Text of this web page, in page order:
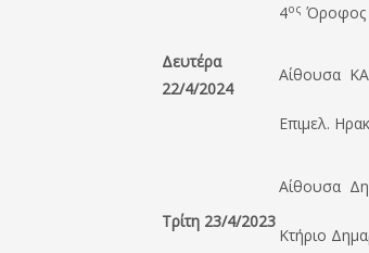
4ος Όροφος
Δευτέρα
22/4/2024
Αίθουσα
Επιμελ.
Τρίτη 23/4/2023
Αίθουσα
Κτήριο